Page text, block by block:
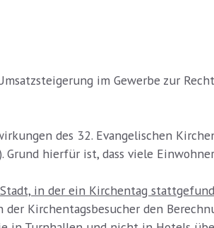
im Gewerbe zur
des 32. Evangelischen
Grund hierfür ist, dass viele
in der ein Kirchentag
Kirchentagsbesucher den